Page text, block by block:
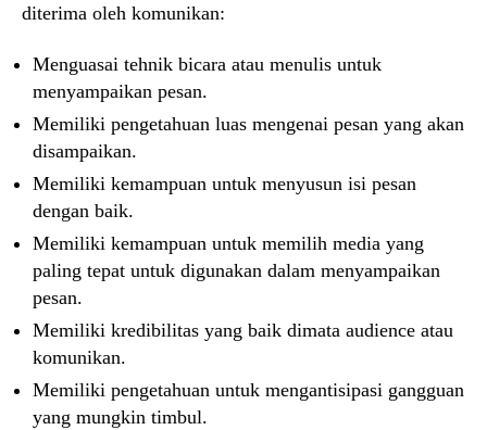
diterima oleh komunikan:
Menguasai tehnik bicara atau menulis untuk
menyampaikan pesan.
Memiliki pengetahuan luas mengenai pesan yang akan
disampaikan.
Memiliki kemampuan untuk menyusun isi pesan
dengan baik.
Memiliki kemampuan untuk memilih media yang
paling tepat untuk digunakan dalam menyampaikan
pesan.
Memiliki kredibilitas yang baik dimata audience atau
komunikan.
Memiliki pengetahuan untuk mengantisipasi gangguan
yang mungkin timbul.